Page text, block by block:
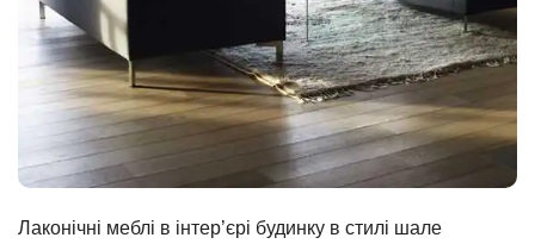
Лаконічні меблі в інтер’єрі будинку в стилі шале